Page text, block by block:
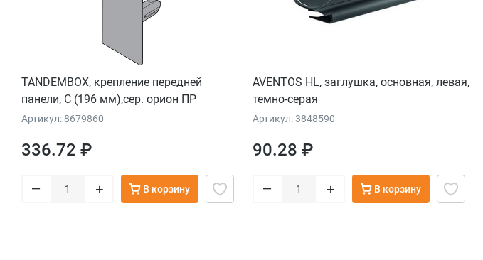
TANDEMBOX, крепление передней
панели, С (196 мм),сер. орион ПР
Артикул: 8679860
336.72 ₽
– + В корзину
AVENTOS HL, заглушка, основная, левая,
темно-серая
Артикул: 3848590
90.28 ₽
– + В корзину